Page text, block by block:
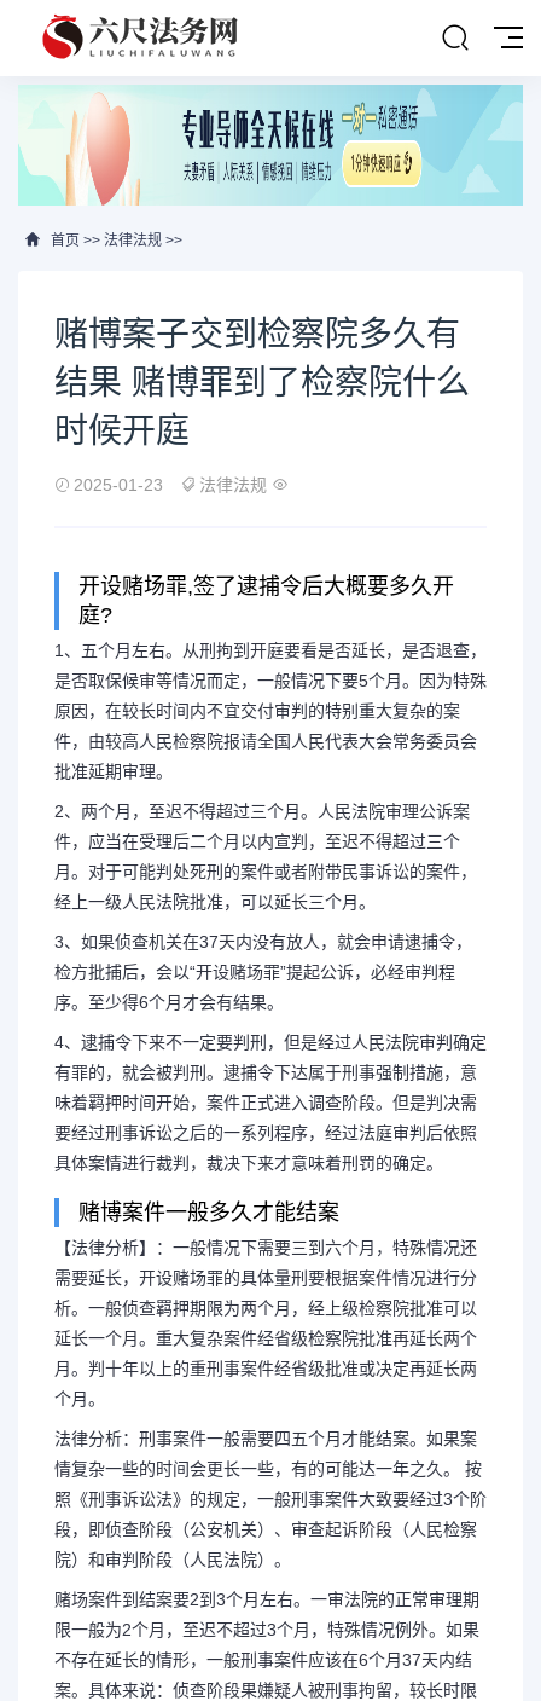
首页 >> 法律法规 >>
赌博案子交到检察院多久有
结果 赌博罪到了检察院什么
时候开庭
2025-01-23 法律法规
开设赌场罪,签了逮捕令后大概要多久开
庭?
1、五个月左右。从刑拘到开庭要看是否延长，是否退查，
是否取保候审等情况而定，一般情况下要5个月。因为特殊
原因，在较长时间内不宜交付审判的特别重大复杂的案
件，由较高人民检察院报请全国人民代表大会常务委员会
批准延期审理。
2、两个月，至迟不得超过三个月。人民法院审理公诉案
件，应当在受理后二个月以内宣判，至迟不得超过三个
月。对于可能判处死刑的案件或者附带民事诉讼的案件，
经上一级人民法院批准，可以延长三个月。
3、如果侦查机关在37天内没有放人，就会申请逮捕令，
检方批捕后，会以“开设赌场罪”提起公诉，必经审判程
序。至少得6个月才会有结果。
4、逮捕令下来不一定要判刑，但是经过人民法院审判确定
有罪的，就会被判刑。逮捕令下达属于刑事强制措施，意
味着羁押时间开始，案件正式进入调查阶段。但是判决需
要经过刑事诉讼之后的一系列程序，经过法庭审判后依照
具体案情进行裁判，裁决下来才意味着刑罚的确定。
赌博案件一般多久才能结案
【法律分析】：一般情况下需要三到六个月，特殊情况还
需要延长，开设赌场罪的具体量刑要根据案件情况进行分
析。一般侦查羁押期限为两个月，经上级检察院批准可以
延长一个月。重大复杂案件经省级检察院批准再延长两个
月。判十年以上的重刑事案件经省级批准或决定再延长两
个月。
法律分析：刑事案件一般需要四五个月才能结案。如果案
情复杂一些的时间会更长一些，有的可能达一年之久。 按
照《刑事诉讼法》的规定，一般刑事案件大致要经过3个阶
段，即侦查阶段（公安机关）、审查起诉阶段（人民检察
院）和审判阶段（人民法院）。
赌场案件到结案要2到3个月左右。一审法院的正常审理期
限一般为2个月，至迟不超过3个月，特殊情况例外。如果
不存在延长的情形，一般刑事案件应该在6个月37天内结
案。具体来说：侦查阶段果嫌疑人被刑事拘留，较长时限
赌博案子交到检察院多
到了检察院什么
1、五个月左右。从刑拘到开庭
查，是否取保候审等情况而定，一
殊原因，在较长时间内不宜交付审
件，由较高人...
长按图片识别二维